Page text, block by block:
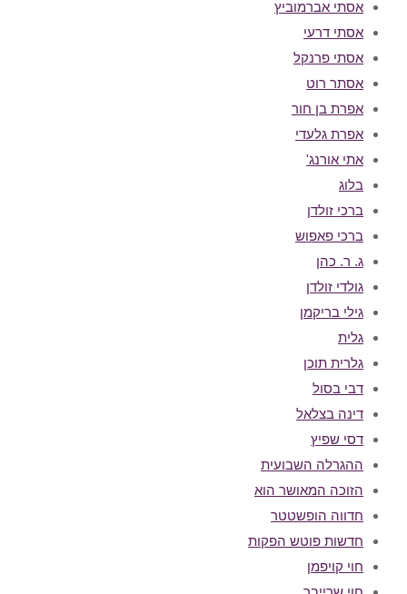
אסתי אברמוביץ
אסתי דרעי
אסתי פרנקל
אסתר רוט
אפרת בן חור
אפרת גלעדי
אתי אורנג'
בלוג
ברכי זולדן
ברכי פאפוש
ג. ר. כהן
גולדי זולדן
גילי בריקמן
גלית
גלרית תוכן
דבי בסול
דינה בצלאל
דסי שפיץ
ההגרלה השבועית
הזוכה המאושר הוא
חדווה הופשטטר
חדשות פוטש הפקות
חוי קויפמן